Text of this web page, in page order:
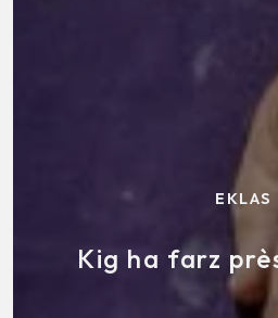
Kig ha farz
EKLAS